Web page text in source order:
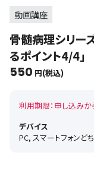
動画講座
骨髄病理シリー
るポイント4/4」
550 円(税込)
利用期限：申し込みか
デバイス
PC, スマートフォンど